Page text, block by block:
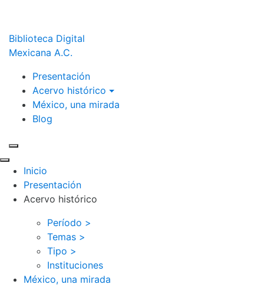
Biblioteca Digital
Mexicana A.C.
Presentación
Acervo histórico
México, una mirada
Blog
Inicio
Presentación
Acervo histórico
Período >
Temas >
Tipo >
Instituciones
México, una mirada